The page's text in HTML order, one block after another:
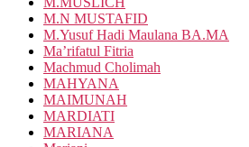
M.N MUSTAFID
M.Yusuf Hadi Maulana BA.MA
Ma’rifatul Fitria
Machmud Cholimah
MAHYANA
MAIMUNAH
MARDIATI
MARIANA